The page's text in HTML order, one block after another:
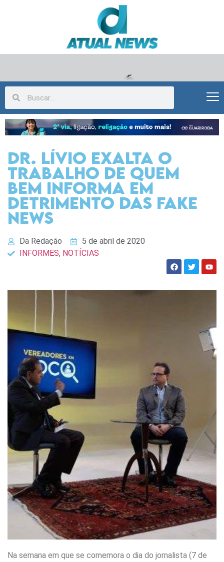
Dr. Lívio exalta o
trabalho de quem
bem informa em
detrimento das Fake
News
Da Redação
5 de abril de 2020
INFORMES, NOTÍCIAS
Na semana em que se comemora o dia do jornalista (7 de